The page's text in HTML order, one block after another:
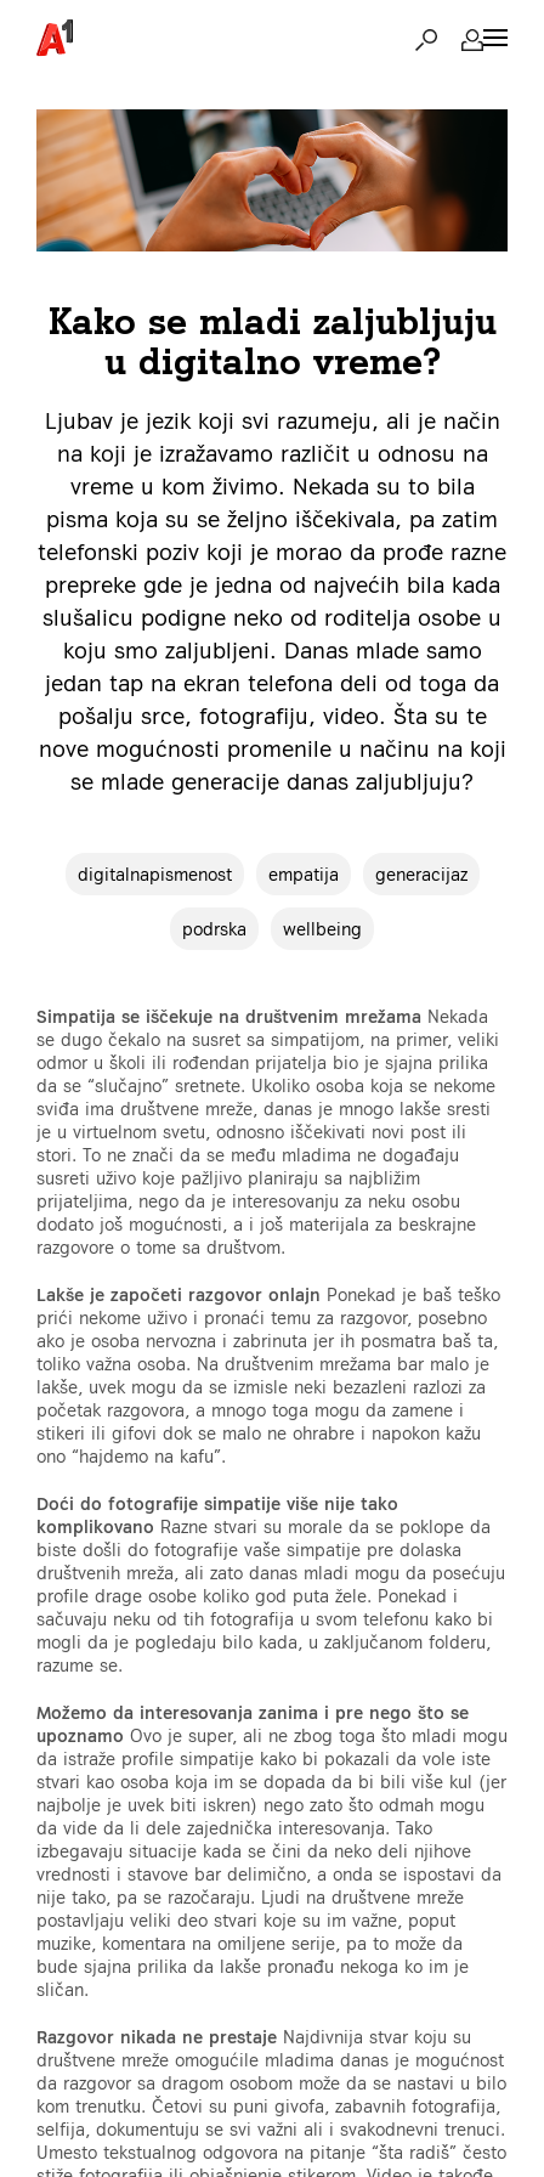
Kako se mladi zaljubljuju
u digitalno vreme?
Ljubav je jezik koji svi razumeju, ali je način
na koji je izražavamo različit u odnosu na
vreme u kom živimo. Nekada su to bila
pisma koja su se željno iščekivala, pa zatim
telefonski poziv koji je morao da prođe razne
prepreke gde je jedna od najvećih bila kada
slušalicu podigne neko od roditelja osobe u
koju smo zaljubljeni. Danas mlade samo
jedan tap na ekran telefona deli od toga da
pošalju srce, fotografiju, video. Šta su te
nove mogućnosti promenile u načinu na koji
se mlade generacije danas zaljubljuju?
digitalnapismenost empatija generacijaz
podrska wellbeing
Simpatija se iščekuje na društvenim mrežama Nekada
se dugo čekalo na susret sa simpatijom, na primer, veliki
odmor u školi ili rođendan prijatelja bio je sjajna prilika
da se “slučajno” sretnete. Ukoliko osoba koja se nekome
sviđa ima društvene mreže, danas je mnogo lakše sresti
je u virtuelnom svetu, odnosno iščekivati novi post ili
stori. To ne znači da se među mladima ne događaju
susreti uživo koje pažljivo planiraju sa najbližim
prijateljima, nego da je interesovanju za neku osobu
dodato još mogućnosti, a i još materijala za beskrajne
razgovore o tome sa društvom.
Lakše je započeti razgovor onlajn Ponekad je baš teško
prići nekome uživo i pronaći temu za razgovor, posebno
ako je osoba nervozna i zabrinuta jer ih posmatra baš ta,
toliko važna osoba. Na društvenim mrežama bar malo je
lakše, uvek mogu da se izmisle neki bezazleni razlozi za
početak razgovora, a mnogo toga mogu da zamene i
stikeri ili gifovi dok se malo ne ohrabre i napokon kažu
ono “hajdemo na kafu”.
Doći do fotografije simpatije više nije tako
komplikovano Razne stvari su morale da se poklope da
biste došli do fotografije vaše simpatije pre dolaska
društvenih mreža, ali zato danas mladi mogu da posećuju
profile drage osobe koliko god puta žele. Ponekad i
sačuvaju neku od tih fotografija u svom telefonu kako bi
mogli da je pogledaju bilo kada, u zaključanom folderu,
razume se.
Možemo da interesovanja zanima i pre nego što se
upoznamo Ovo je super, ali ne zbog toga što mladi mogu
da istraže profile simpatije kako bi pokazali da vole iste
stvari kao osoba koja im se dopada da bi bili više kul (jer
najbolje je uvek biti iskren) nego zato što odmah mogu
da vide da li dele zajednička interesovanja. Tako
izbegavaju situacije kada se čini da neko deli njihove
vrednosti i stavove bar delimično, a onda se ispostavi da
nije tako, pa se razočaraju. Ljudi na društvene mreže
postavljaju veliki deo stvari koje su im važne, poput
muzike, komentara na omiljene serije, pa to može da
bude sjajna prilika da lakše pronađu nekoga ko im je
sličan.
Razgovor nikada ne prestaje Najdivnija stvar koju su
društvene mreže omogućile mladima danas je mogućnost
da razgovor sa dragom osobom može da se nastavi u bilo
kom trenutku. Četovi su puni givofa, zabavnih fotografija,
selfija, dokumentuju se svi važni ali i svakodnevni trenuci.
Umesto tekstualnog odgovora na pitanje “šta radiš” često